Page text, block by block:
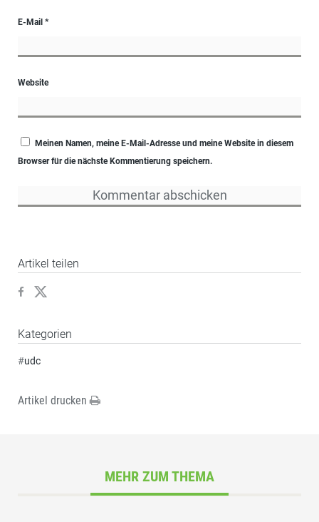
E-Mail *
Website
Meinen Namen, meine E-Mail-Adresse und meine Website in diesem
Browser für die nächste Kommentierung speichern.
Artikel teilen
Kategorien
#udc
Artikel drucken
MEHR ZUM THEMA